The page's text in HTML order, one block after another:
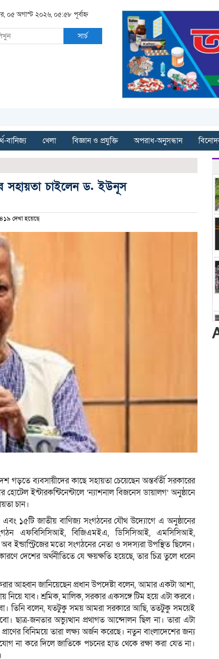
০৫ অগাস্ট ২০২৬, ০৫:৫৮ পূর্বাহ্ন
সার্চ
বানিজ্য খেলা বিজ্ঞান ও প্রযুক্তি অপরাধ-অনুসন্ধান
সহায়তা চাইলেন ড. ইউনূস
দেখা হয়েছে
ব্যবসায়ীদের কাছে সহায়তা চেয়েছেন অন্তর্বর্তী সরকারের
ইন্টারকন্টিনেন্টালে ‘ন্যাশনাল বিজনেস ডায়ালগ’ অনুষ্ঠানে
চান।
এবং ১৫টি জাতীয় বাণিজ্য সংগঠনের যৌথ উদ্যোগে এ অনুষ্ঠানের
এফবিসিসিআই, বিজিএমইএ, ডিসিসিআই, এমসিসিআই,
মতো সংগঠনের নেতা ও সদস্যরা উপস্থিত ছিলেন।
দেশের অর্থনীতিতে যে ক্ষয়ক্ষতি হয়েছে, তার চিত্র তুলে ধরেন
আহ্বান জানিয়েছেন প্রধান উপদেষ্টা বলেন, আমার একটা আশা,
নিয়ে যাব। শ্রমিক, মালিক, সরকার একসঙ্গে টিম হয়ে এটা করবে।
তিনি বলেন, যতটুকু সময় আমরা সরকারে আছি, ততটুকু সময়েই
ছাত্র-জনতার অভ্যুত্থান প্রথাগত আন্দোলন ছিল না। তারা এটা
বিনিময়ে তারা লক্ষ্য অর্জন করেছে। নতুন বাংলাদেশের জন্য
না করে দিলে জাতিকে পচনের হাত থেকে রক্ষা করা যেত না।